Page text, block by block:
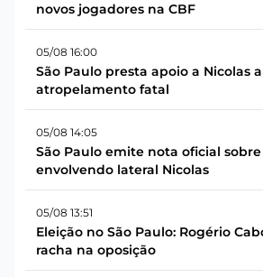
novos jogadores na CBF
05/08 16:00
São Paulo presta apoio a Nicolas
atropelamento fatal
05/08 14:05
São Paulo emite nota oficial
envolvendo lateral Nicolas
05/08 13:51
Eleição no São Paulo: Rogério
racha na oposição